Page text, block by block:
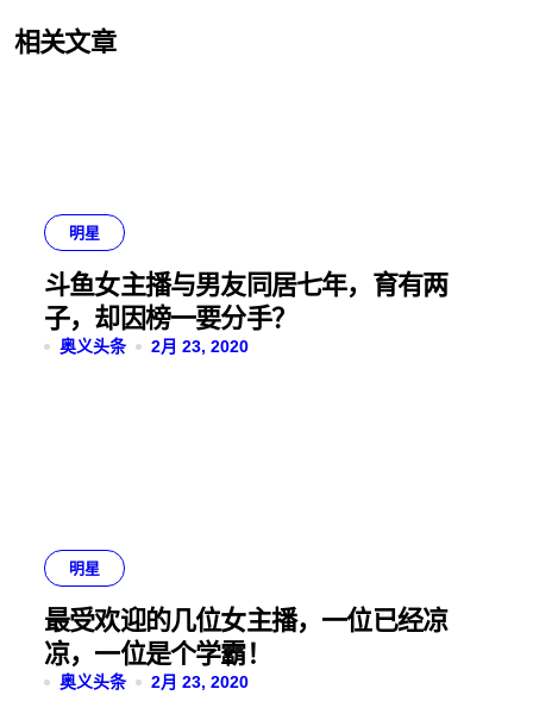
相关文章
明星
斗鱼女主播与男友同居七年，育有两
子，却因榜一要分手？
奥义头条 2月 23, 2020
明星
最受欢迎的几位女主播，一位已经凉
凉，一位是个学霸！
奥义头条 2月 23, 2020